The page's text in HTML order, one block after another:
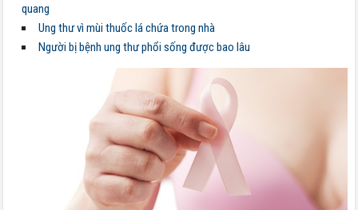
quang
Ung thư vì mùi thuốc lá chứa trong nhà
Người bị bệnh ung thư phổi sống được bao lâu